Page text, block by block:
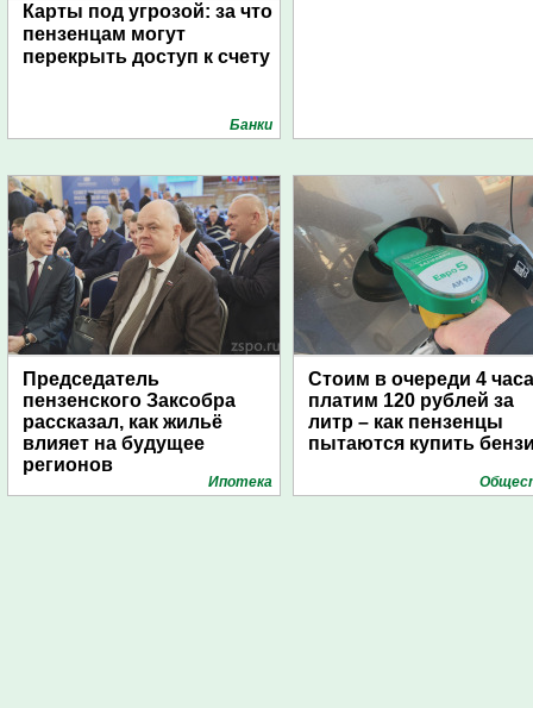
Карты под угрозой: за что
пензенцам могут
перекрыть доступ к счету
Банки
Председатель
пензенского Заксобра
рассказал, как жильё
влияет на будущее
регионов
Ипотека
Стоим в очереди 4
платим 120 рублей за
литр – как пензенцы
пытаются купить